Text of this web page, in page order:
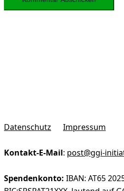
Datenschutz Impressum
Kontakt-E-Mail: post@ggi-
Spendenkonto: IBAN: AT65